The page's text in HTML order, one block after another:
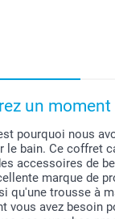
un
pourquoi nous
le bain. Ce coffret
accessoires de
marque de
qu'une trousse à
vous avez besoin